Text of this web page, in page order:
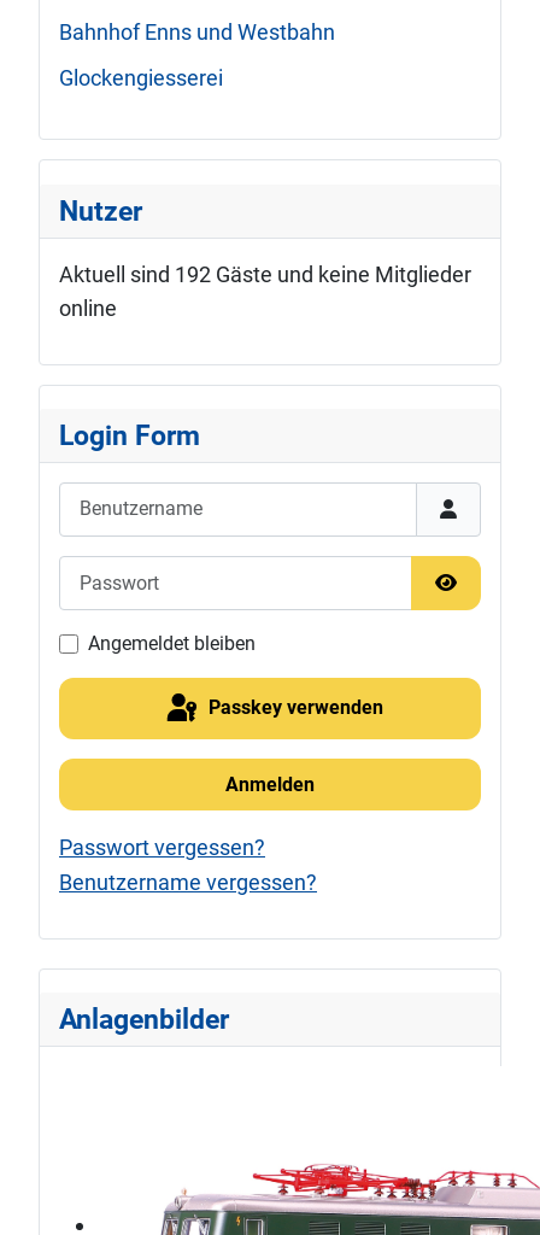
Bahnhof Enns und Westbahn
Glockengiesserei
Nutzer
Aktuell sind 192 Gäste und keine Mitglieder
online
Login Form
Passwort
Angemeldet bleiben
Passkey verwenden
Anmelden
Passwort vergessen?
Benutzername vergessen?
Anlagenbilder